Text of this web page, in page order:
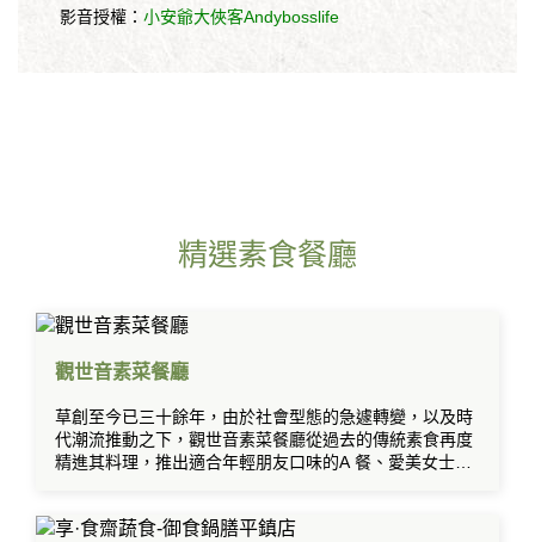
影音授權： 小安爺大俠客Andybosslife
精選素食餐廳
觀世音素菜餐廳
草創至今已三十餘年，由於社會型態的急遽轉變，以及時
代潮流推動之下，觀世音素菜餐廳從過去的傳統素食再度
精進其料理，推出適合年輕朋友口味的A 餐、愛美女士們